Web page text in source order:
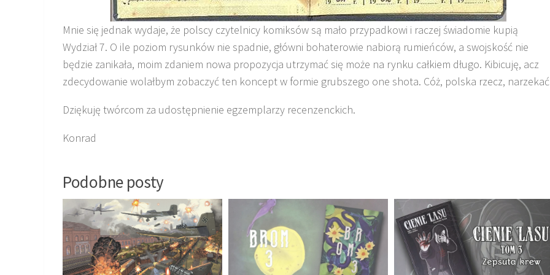
Mnie się jednak wydaje, że polscy czytelnicy komiksów są mało przypadkowi i raczej świadomie kupią
Wydział 7. O ile poziom rysunków nie spadnie, główni bohaterowie nabiorą rumieńców, a swojskość nie
będzie zanikała, moim zdaniem nowa propozycja utrzymać się może na rynku całkiem długo. Kibicuję, acz
zdecydowanie wolałbym zobaczyć ten koncept w formie grubszego one shota. Cóż, polska rzecz,
Dziękuję twórcom za udostępnienie egzemplarzy recenzenckich.
Konrad
Podobne posty